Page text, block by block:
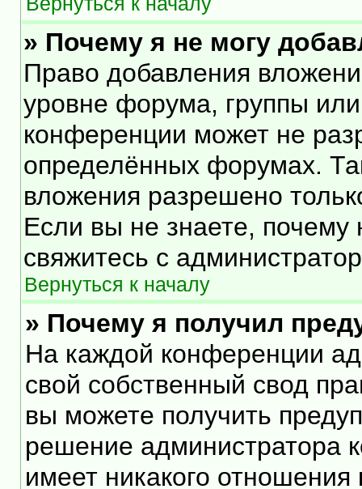
» Почему я не могу
Право добавления
уровне форума, группы
конференции может не
определённых форумах.
вложения разрешено
Если вы не знаете,
свяжитесь с
Вернуться к началу
» Почему я получил
На каждой конференции
свой собственный свод
вы можете получить
решение администратора
имеет никакого